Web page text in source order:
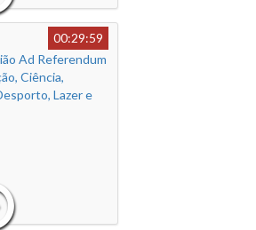
00:29:59
Ad Referendum
Ciência,
Lazer e